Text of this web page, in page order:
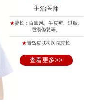
主治医师
★擅长：白癜风、牛皮癣、过敏、
疤痕修复等。
★青岛皮肤病医院院长
查看更多>>